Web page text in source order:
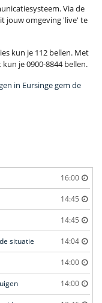
Via de
jouw omgeving 'live' te
kun je 112 bellen. Met
je 0900-8844 bellen.
in Eursinge gem de
16:00
14:45
14:45
situatie 14:04
14:00
14:00